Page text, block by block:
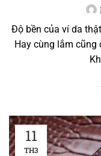
Độ bền của ví da
Hay cùng lắm
11
TH3